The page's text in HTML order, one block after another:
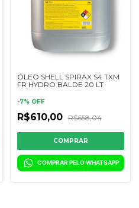
ÓLEO SHELL SPIRAX S4 TXM
FR HYDRO BALDE 20 LT
-7% OFF
R$610,00 R$658,04
COMPRAR PELO WHATSAPP